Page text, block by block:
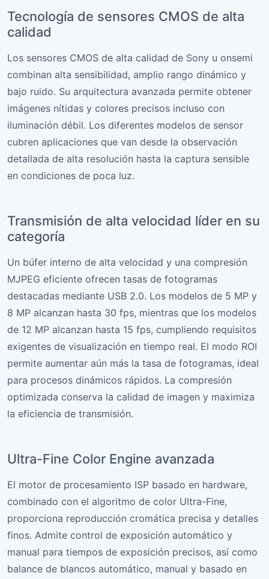
Tecnología de sensores CMOS de alta
calidad
Los sensores CMOS de alta calidad de Sony u onsemi
combinan alta sensibilidad, amplio rango dinámico y
bajo ruido. Su arquitectura avanzada permite obtener
imágenes nítidas y colores precisos incluso con
iluminación débil. Los diferentes modelos de sensor
cubren aplicaciones que van desde la observación
detallada de alta resolución hasta la captura sensible
en condiciones de poca luz.
Transmisión de alta velocidad líder en su
categoría
Un búfer interno de alta velocidad y una compresión
MJPEG eficiente ofrecen tasas de fotogramas
destacadas mediante USB 2.0. Los modelos de 5 MP y
8 MP alcanzan hasta 30 fps, mientras que los modelos
de 12 MP alcanzan hasta 15 fps, cumpliendo requisitos
exigentes de visualización en tiempo real. El modo ROI
permite aumentar aún más la tasa de fotogramas, ideal
para procesos dinámicos rápidos. La compresión
optimizada conserva la calidad de imagen y maximiza
la eficiencia de transmisión.
Ultra-Fine Color Engine avanzada
El motor de procesamiento ISP basado en hardware,
combinado con el algoritmo de color Ultra-Fine,
proporciona reproducción cromática precisa y detalles
finos. Admite control de exposición automático y
manual para tiempos de exposición precisos, así como
balance de blancos automático, manual y basado en